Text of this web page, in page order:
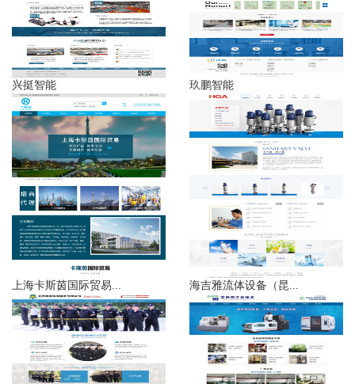
兴挺智能 玖鹏智能
上海卡斯茵国际贸易... 海吉雅流体设备（昆...